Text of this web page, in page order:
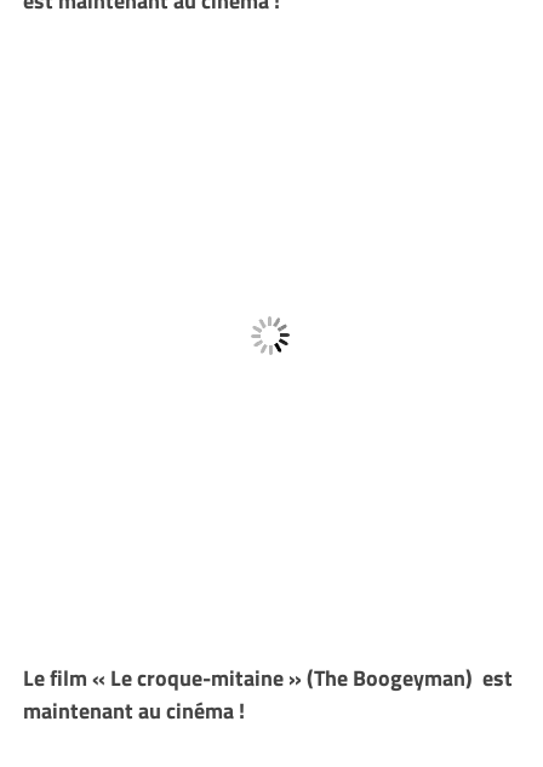
Le film « Le croque-mitaine » (The Boogeyman) est
maintenant au cinéma !